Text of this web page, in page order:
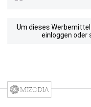
Um dieses
einloggen oder